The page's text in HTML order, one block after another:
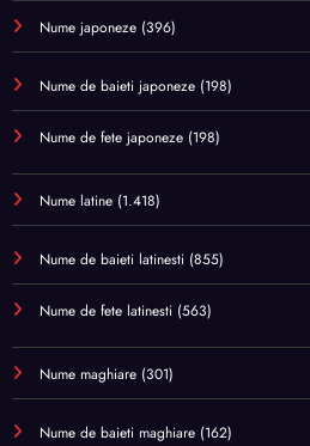
Nume japoneze (396)
Nume de baieti japoneze (198)
Nume de fete japoneze (198)
Nume latine (1.418)
Nume de baieti latinesti (855)
Nume de fete latinesti (563)
Nume maghiare (301)
Nume de baieti maghiare (162)